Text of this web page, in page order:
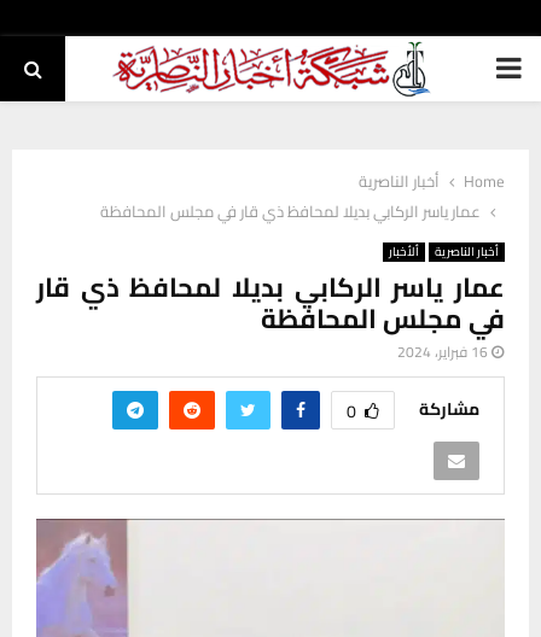
PRIMARY
Home
أخبار الناصرية
عمار ياسر الركابي بديلا لمحافظ ذي قار في مجلس المحافظة
أخبار الناصرية ألأخبار
عمار ياسر الركابي بديلا لمحافظ ذي قار
في مجلس المحافظة
16 فبراير، 2024
مشاركة 0